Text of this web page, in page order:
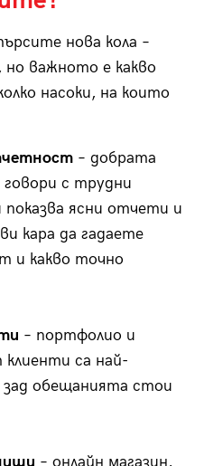
нова кола –
важното е какво
насоки, на които
– добрата
говори с трудни
ясни отчети и
кара да гадаете
и какво точно
– портфолио и
са най-
зад обещанията стои
– онлайн магазин,